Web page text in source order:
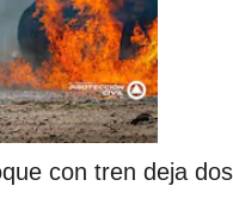
con tren deja dos